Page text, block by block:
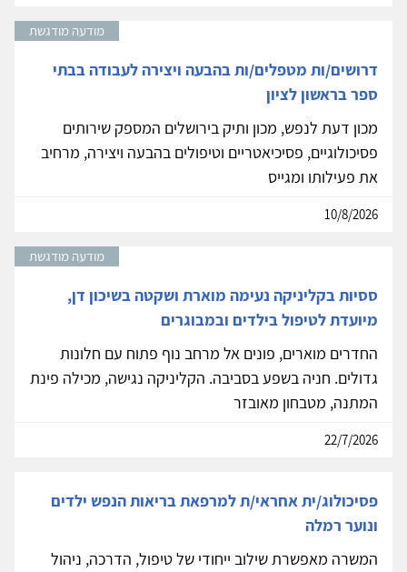
מודעה מודגשת
דרושים/ות מטפלים/ות בהבעה ויצירה לעבודה בבתי
ספר בראשון לציון
מכון דעת לנפש, מכון ותיק בירושלים המספק שירותים
פסיכולוגיים, פסיכיאטריים וטיפולים בהבעה ויצירה, מרחיב
את פעילותו ומגייס
10/8/2026
מודעה מודגשת
ססיות בקליניקה נעימה מוארת ושקטה בשיכון דן,
מיועדת לטיפול בילדים ובמבוגרים
החדרים מוארים, פונים אל מרחב נוף פתוח עם חלונות
גדולים. חניה בשפע בסביבה. הקליניקה נגישה, מכילה פינת
המתנה, מטבחון מאובזר
22/7/2026
פסיכולוג/ית אחראי/ת למרפאת בריאות הנפש ילדים
ונוער רמלה
המשרה מאפשרת שילוב ייחודי של טיפול, הדרכה, ניהול